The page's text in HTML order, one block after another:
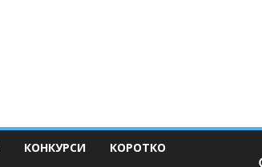
КОНКУРСИ КОРОТКО